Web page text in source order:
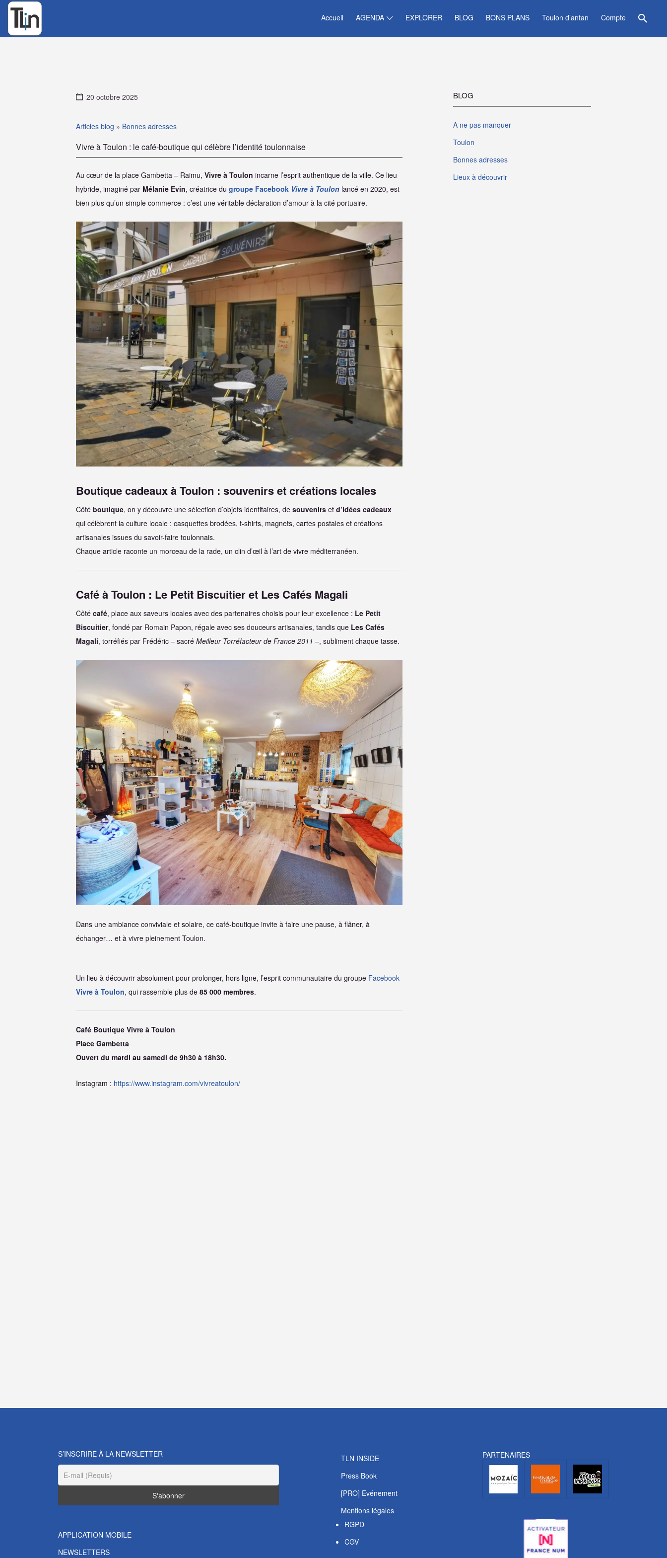
Accueil AGENDA EXPLORER BLOG BONS PLANS Toulon d’antan Compte
Rechercher
20 octobre 2025
Articles blog » Bonnes adresses
Vivre à Toulon : le café-boutique qui célèbre l’identité toulonnaise
Au cœur de la place Gambetta – Raimu, Vivre à Toulon incarne l’esprit authentique de la ville. Ce lieu
hybride, imaginé par Mélanie Evin, créatrice du groupe Facebook Vivre à Toulon lancé en 2020, est
bien plus qu’un simple commerce : c’est une véritable déclaration d’amour à la cité portuaire.
Boutique cadeaux à Toulon : souvenirs et créations locales
Côté boutique, on y découvre une sélection d’objets identitaires, de souvenirs et d’idées cadeaux
qui célèbrent la culture locale : casquettes brodées, t-shirts, magnets, cartes postales et créations
artisanales issues du savoir-faire toulonnais.
Chaque article raconte un morceau de la rade, un clin d’œil à l’art de vivre méditerranéen.
Café à Toulon : Le Petit Biscuitier et Les Cafés Magali
Côté café, place aux saveurs locales avec des partenaires choisis pour leur excellence : Le Petit
Biscuitier, fondé par Romain Papon, régale avec ses douceurs artisanales, tandis que Les Cafés
Magali, torréfiés par Frédéric – sacré Meilleur Torréfacteur de France 2011 –, subliment chaque tasse.
Dans une ambiance conviviale et solaire, ce café-boutique invite à faire une pause, à flâner, à
échanger… et à vivre pleinement Toulon.
Un lieu à découvrir absolument pour prolonger, hors ligne, l’esprit communautaire du groupe Facebook
Vivre à Toulon, qui rassemble plus de 85 000 membres.
Café Boutique Vivre à Toulon
Place Gambetta
Ouvert du mardi au samedi de 9h30 à 18h30.
Instagram : https://www.instagram.com/vivreatoulon/
BLOG
A ne pas manquer
Toulon
Bonnes adresses
Lieux à découvrir
S’INSCRIRE À LA NEWSLETTER
APPLICATION MOBILE
NEWSLETTERS
TLN INSIDE
Press Book
[PRO] Evénement
Mentions légales
RGPD
CGV
PARTENAIRES